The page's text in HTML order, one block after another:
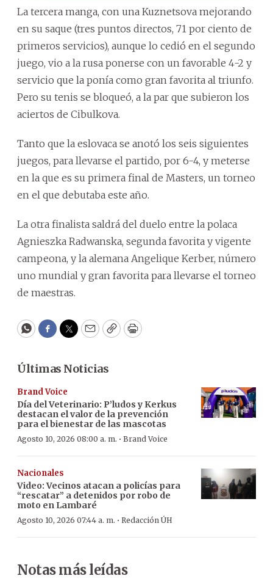
La tercera manga, con una Kuznetsova mejorando
en su saque (tres puntos directos, 71 por ciento de
primeros servicios), aunque lo cedió en el segundo
juego, vio a la rusa ponerse con un favorable 4-2 y
servicio que la ponía como gran favorita al triunfo.
Pero su tenis se bloqueó, a la par que subieron los
aciertos de Cibulkova.
Tanto que la eslovaca se anotó los seis siguientes
juegos, para llevarse el partido, por 6-4, y meterse
en la que es su primera final de Masters, un torneo
en el que debutaba este año.
La otra finalista saldrá del duelo entre la polaca
Agnieszka Radwanska, segunda favorita y vigente
campeona, y la alemana Angelique Kerber, número
uno mundial y gran favorita para llevarse el torneo
de maestras.
WhatsApp
Facebook
Twitter
EmailCopyPrint
Últimas Noticias
Brand Voice
Día del Veterinario: P’ludos y Kerkus
destacan el valor de la prevención
para el bienestar de las mascotas
Agosto 10, 2026 08:00 a. m. · Brand Voice
Nacionales
Video: Vecinos atacan a policías para
“rescatar” a detenidos por robo de
moto en Lambaré
Agosto 10, 2026 07:44 a. m. · Redacción ÚH
Notas más leídas